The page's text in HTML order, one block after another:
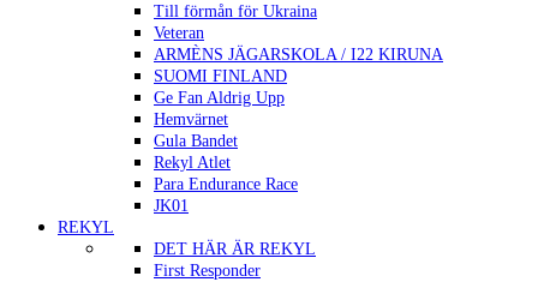
Till förmån för Ukraina
Veteran
ARMÈNS JÄGARSKOLA / I22 KIRUNA
SUOMI FINLAND
Ge Fan Aldrig Upp
Hemvärnet
Gula Bandet
Rekyl Atlet
Para Endurance Race
JK01
REKYL
DET HÄR ÄR REKYL
First Responder